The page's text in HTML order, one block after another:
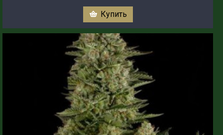
Купить